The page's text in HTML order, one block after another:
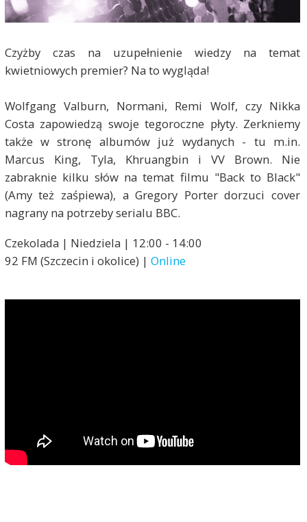
Czyżby czas na uzupełnienie wiedzy na temat
kwietniowych premier? Na to wygląda!
Wolfgang Valburn, Normani, Remi Wolf, czy Nikka
Costa zapowiedzą swoje tegoroczne płyty. Zerkniemy
także w stronę albumów już wydanych - tu m.in.
Marcus King, Tyla, Khruangbin i VV Brown. Nie
zabraknie kilku słów na temat filmu "Back to Black"
(Amy też zaśpiewa), a Gregory Porter dorzuci cover
nagrany na potrzeby serialu BBC.
Czekolada | Niedziela | 12:00 - 14:00
92 FM (Szczecin i okolice) | Online